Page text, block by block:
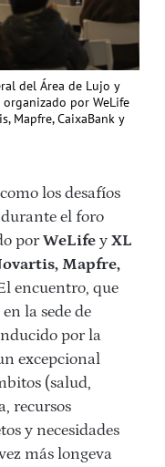
del Área de Lujo y
por WeLife
Mapfre, CaixaBank y
los desafíos
el foro
porWeLife y XL
Mapfre,
encuentro, que
la sede de
por la
excepcional
(salud,
recursos
y necesidades
más longeva